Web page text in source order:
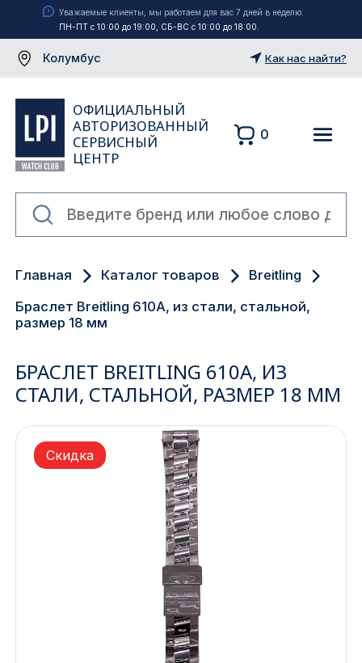
Уважаемые клиенты, мы работаем для вас 7 дней в неделю.
ПН-ПТ с 10:00 до 19:00, СБ-ВС с 10:00 до 18:00.
Колумбус
Екатеринбург
Санкт-Петербург
Ижевск
Иркутск
Как нас найти?
ОФИЦИАЛЬНЫЙ
АВТОРИЗОВАННЫЙ
СЕРВИСНЫЙ
ЦЕНТР
0
Главная Каталог товаров
Breitling
Браслет Breitling 610A, из стали, стальной,
размер 18 мм
БРАСЛЕТ BREITLING 610A, ИЗ
СТАЛИ, СТАЛЬНОЙ, РАЗМЕР 18 ММ
Скидка